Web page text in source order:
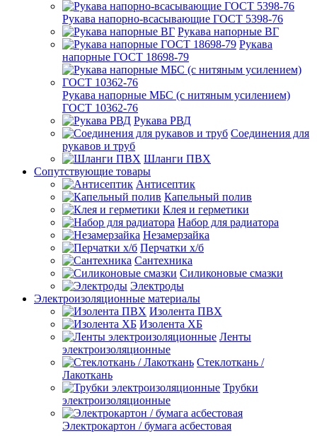
Рукава напорно-всасывающие ГОСТ 5398-76
Рукава напорные ВГ
Рукава
напорные ГОСТ 18698-79
Рукава напорные МБС (с нитяным усилением)
ГОСТ 10362-76
Рукава РВД
Соединения для
рукавов и труб
Шланги ПВХ
Сопутствующие товары
Антисептик
Капельный полив
Клея и герметики
Набор для радиатора
Незамерзайка
Перчатки х/б
Сантехника
Силиконовые смазки
Электроды
Электроизоляционные материалы
Изолента ПВХ
Изолента ХБ
Ленты
электроизоляционные
Стеклоткань /
Лакоткань
Трубки
электроизоляционные
Электрокартон / бумага асбестовая